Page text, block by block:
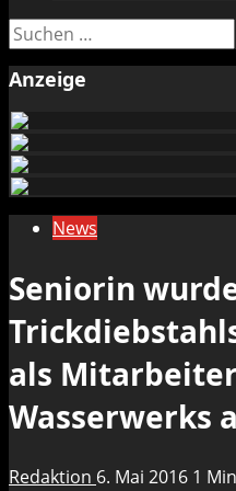
Suchen
Anzeige
News
Seniorin
als
Wasserwerks
Redaktion 6. Mai 2016 1